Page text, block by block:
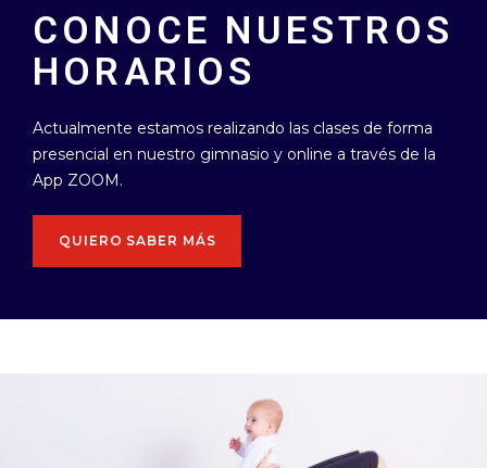
CONOCE NUESTROS
HORARIOS
Actualmente estamos realizando las clases de forma
presencial en nuestro gimnasio y online a través de la
App ZOOM.
QUIERO SABER MÁS